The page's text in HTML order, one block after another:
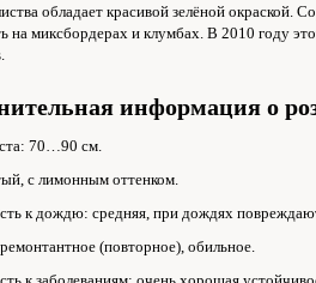
обладает красивой зелёной
на миксбордерах и клумбах. В 2010 году
информация о
70…90 см.
с лимонным оттенком.
к дождю: средняя, при дождях
(повторное), обильное.